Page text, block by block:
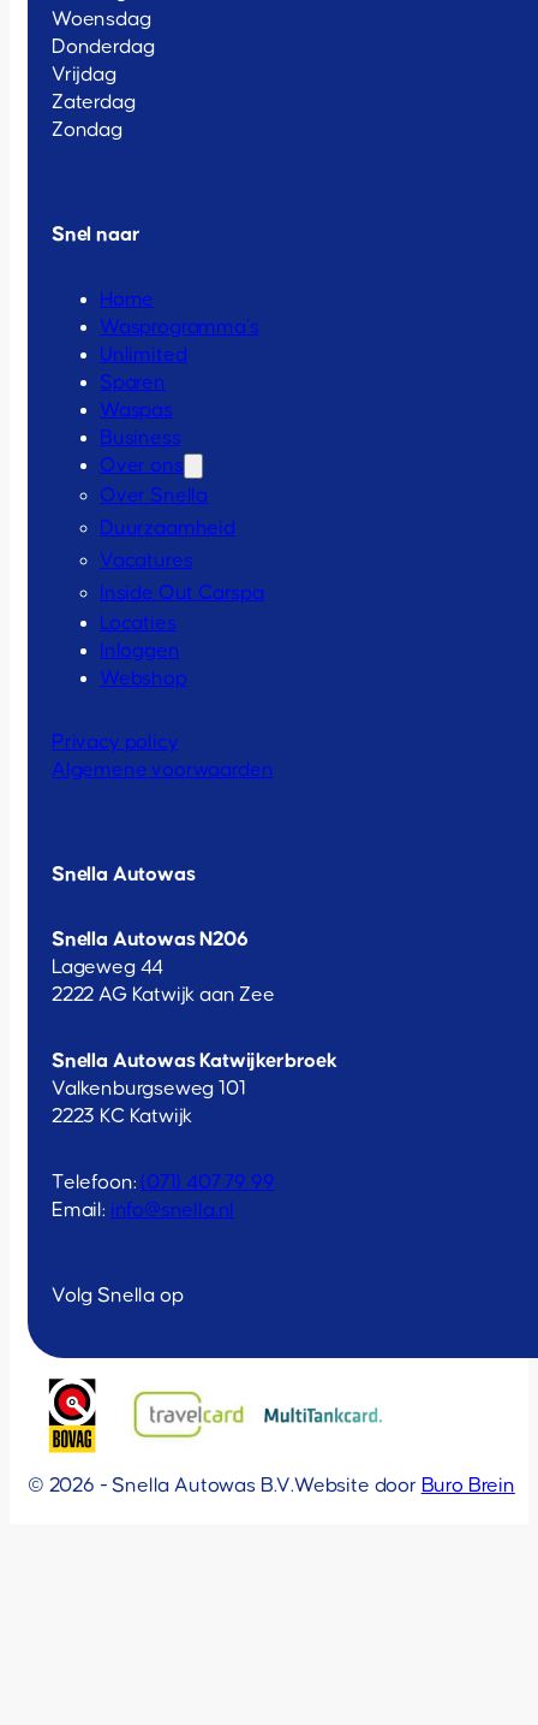
Woensdag
Donderdag
Vrijdag
Zaterdag
Zondag
Snel naar
Home
Wasprogramma’s
Unlimited
Sparen
Waspas
Business
Over ons
Over Snella
Duurzaamheid
Vacatures
Inside Out Carspa
Locaties
Inloggen
Webshop
Privacy policy
Algemene voorwaarden
Snella Autowas
Snella Autowas N206
Lageweg 44
2222 AG Katwijk aan Zee
Snella Autowas Katwijkerbroek
Valkenburgseweg 101
2223 KC Katwijk
Telefoon:(071) 407 79 99
Email: info@snella.nl
Volg Snella op
© 2026 - Snella Autowas B.V.Website door Buro Brein